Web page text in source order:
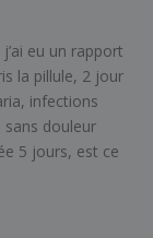
eu un rapport
la pillule, 2 jour
infections
sans douleur
5 jours, est ce